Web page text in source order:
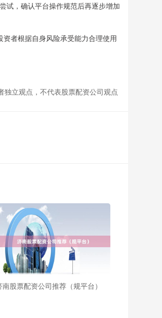
试，确认平台操作规范后再逐步增加
者根据自身风险承受能力合理使用
独立观点，不代表股票配资公司观点
南股票配资公司推荐（规平台）